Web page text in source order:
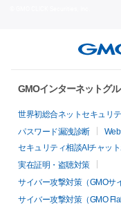
GMOインターネットグ
世界初総合ネットセキュリ
パスワード漏洩診断
セキュリティ相談AIチャット
実在証明・盗聴対策
サイバー攻撃対策（GMOサ
サイバー攻撃対策（GMO